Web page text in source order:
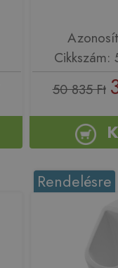
50 835 Ft
Rendelésre